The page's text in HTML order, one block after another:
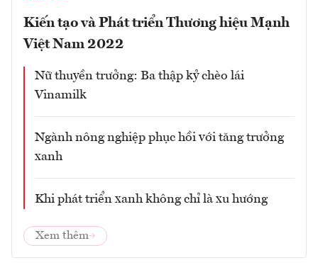
Kiến tạo và Phát triển Thương hiệu Mạnh
Việt Nam 2022
Nữ thuyền trưởng: Ba thập kỷ chèo lái
Vinamilk
Ngành nông nghiệp phục hồi với tăng trưởng
xanh
Khi phát triển xanh không chỉ là xu hướng
Xem thêm